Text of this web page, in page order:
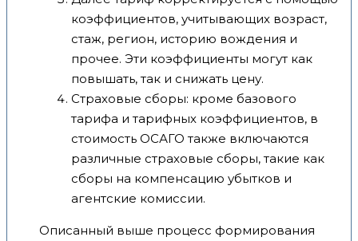
коэффициентов, учитывающих возраст,
стаж, регион, историю вождения и
прочее. Эти коэффициенты могут как
повышать, так и снижать цену.
Страховые сборы: кроме базового
тарифа и тарифных коэффициентов, в
стоимость ОСАГО также включаются
различные страховые сборы, такие как
сборы на компенсацию убытков и
агентские комиссии.
Описанный выше процесс формирования